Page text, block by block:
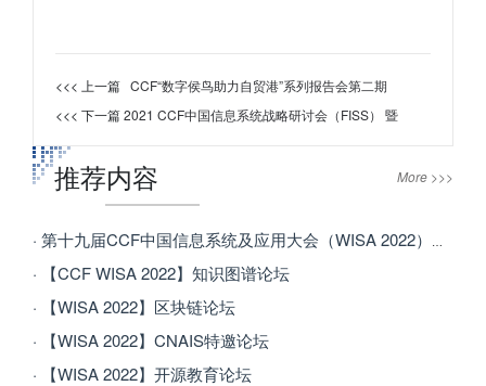
<<< 上一篇 CCF“数字侯鸟助力自贸港”系列报告会第二期
<<< 下一篇2021 CCF中国信息系统战略研讨会（FISS） 暨
推荐内容 More >>>
· 第十九届CCF中国信息系统及应用大会（WISA 2022）成功举办
· 【CCF WISA 2022】知识图谱论坛
· 【WISA 2022】区块链论坛
· 【WISA 2022】CNAIS特邀论坛
· 【WISA 2022】开源教育论坛